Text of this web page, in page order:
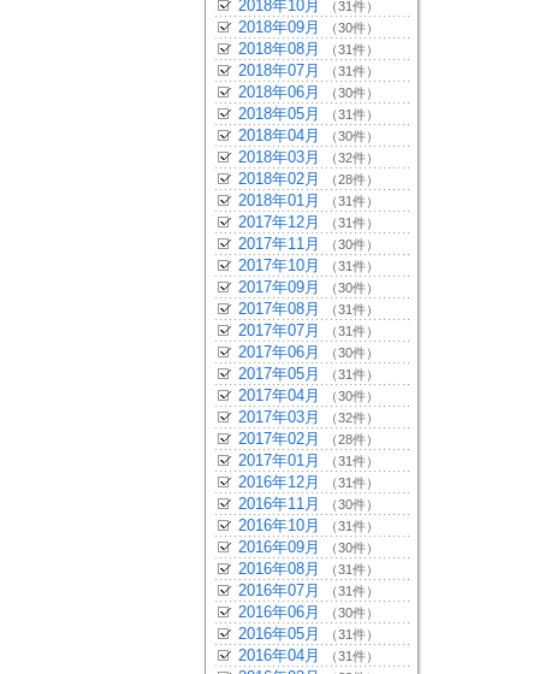
2018年10月 （31件）
2018年09月 （30件）
2018年08月 （31件）
2018年07月 （31件）
2018年06月 （30件）
2018年05月 （31件）
2018年04月 （30件）
2018年03月 （32件）
2018年02月 （28件）
2018年01月 （31件）
2017年12月 （31件）
2017年11月 （30件）
2017年10月 （31件）
2017年09月 （30件）
2017年08月 （31件）
2017年07月 （31件）
2017年06月 （30件）
2017年05月 （31件）
2017年04月 （30件）
2017年03月 （32件）
2017年02月 （28件）
2017年01月 （31件）
2016年12月 （31件）
2016年11月 （30件）
2016年10月 （31件）
2016年09月 （30件）
2016年08月 （31件）
2016年07月 （31件）
2016年06月 （30件）
2016年05月 （31件）
2016年04月 （31件）